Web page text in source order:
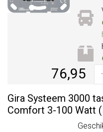
76,95 -
Gira Systeem 3000
Comfort 3-100 Watt